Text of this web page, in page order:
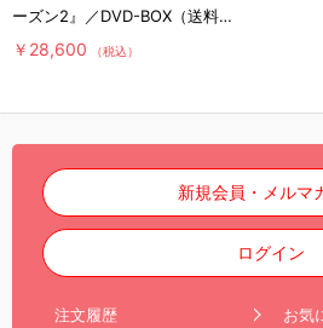
ーズン2』／DVD-BOX（送料
無料・6枚組）
￥28,600 （税込）
新規会員・メルマ
ログイン
注文履歴 お気